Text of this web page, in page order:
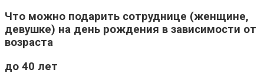
Что можно подарить сотруднице (женщине,
девушке) на день рождения в зависимости от
возраста
до 40 лет